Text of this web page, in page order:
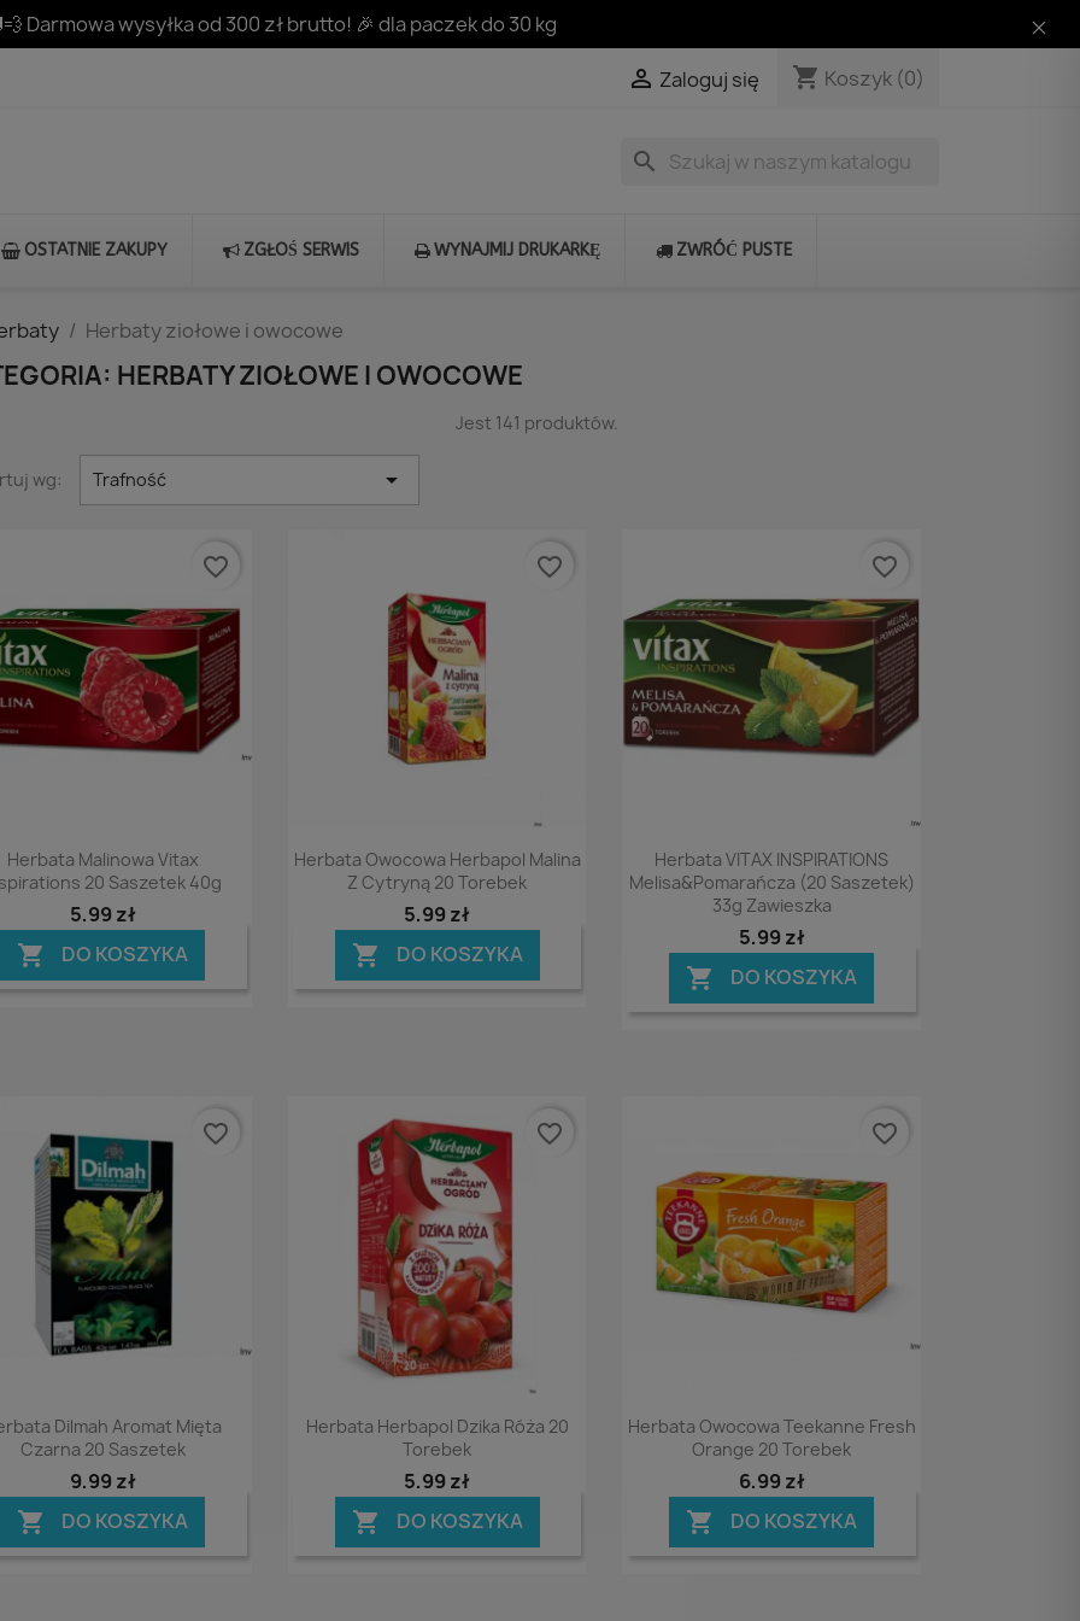
Darmowa wysyłka od 300 zł brutto! 🎉 dla paczek do 30 kg
 Zaloguj się shopping_cart Koszyk (0)
search
OSTATNIE ZAKUPY ZGŁOŚ SERWIS WYNAJMIJ DRUKARKĘ ZWRÓĆ PUSTE
Herbaty ziołowe i owocowe
HERBATY ZIOŁOWE I OWOCOWE
Jest 141 produktów.
wg: Trafność 
 Podgląd
Herbata Malinowa Vitax
20 Saszetek 40g
5,99 zł
 DO KOSZYKA
favorite_border
Podgląd
Herbata Owocowa Herbapol Malina
Z Cytryną 20 Torebek
5,99 zł
 DO KOSZYKA
favorite_border
Podgląd
Herbata VITAX INSPIRATIONS
Melisa&pomarańcza (20 Saszetek)
33g Zawieszka
5,99 zł
 DO KOSZYKA
favorite_border
Podgląd
Dilmah Aromat Mięta
Czarna 20 Saszetek
9,99 zł
 DO KOSZYKA
favorite_border
Podgląd
Herbata Herbapol Dzika Róża 20
Torebek
5,99 zł
 DO KOSZYKA
favorite_border
Podgląd
Herbata Owocowa Teekanne Fresh
Orange 20 Torebek
6,99 zł
 DO KOSZYKA
favorite_border